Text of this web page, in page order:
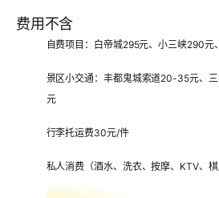
费用不含
自费项目：白帝城295元、小三峡290元
景区小交通：丰都鬼城索道20-35元、
元
行李托运费30元/件
私人消费（酒水、洗衣、按摩、KTV、棋